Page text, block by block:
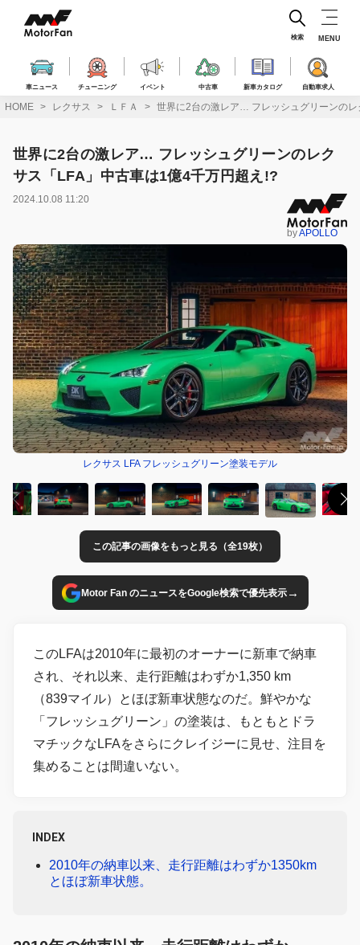
ス
車ニュース チューニング イベント 中古車 新車カタログ 自動車求人
検索 MENU
HOME レクサス ＬＦＡ 世界に2台の激レア… フレッシュグリーンの
世界に2台の激レア… フレッシュグリーンのレク
サス「LFA」中古車は1億4千万円超え!?
2024.10.08 11:20
byAPOLLO
レクサス LFA フレッシュグリーン塗装モデル
この記事の画像をもっと見る（全19枚）
Motor Fan のニュースをGoogle検索で優先表示→
このLFAは2010年に最初のオーナーに新車で納車
され、それ以来、走行距離はわずか1,350 km
（839マイル）とほぼ新車状態なのだ。鮮やかな
「フレッシュグリーン」の塗装は、もともとドラ
マチックなLFAをさらにクレイジーに見せ、注目を
集めることは間違いない。
INDEX
2010年の納車以来、走行距離はわずか1350km
とほぼ新車状態。